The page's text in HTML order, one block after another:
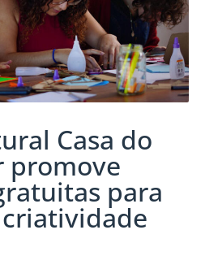
Casa do
promove
para